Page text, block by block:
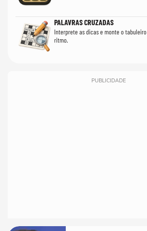
PALAVRAS CRUZADAS
Interprete as dicas e monte o
ritmo.
PUBLICIDADE